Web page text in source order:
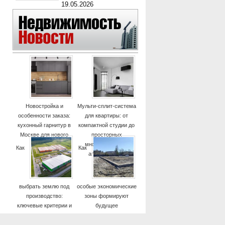
19.05.2026
Новостройка и
особенности заказа:
кухонный гарнитур в
Москве для нового
дома
Мульти-сплит-система
для квартиры: от
компактной студии до
просторных
многокомнатных
апартаментов
Как
выбрать землю под
производство:
ключевые критерии и
Как
особые экономические
зоны формируют
будущее